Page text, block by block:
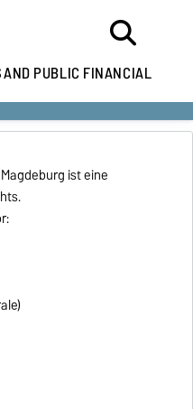
AND PUBLIC FINANCIAL
ist eine